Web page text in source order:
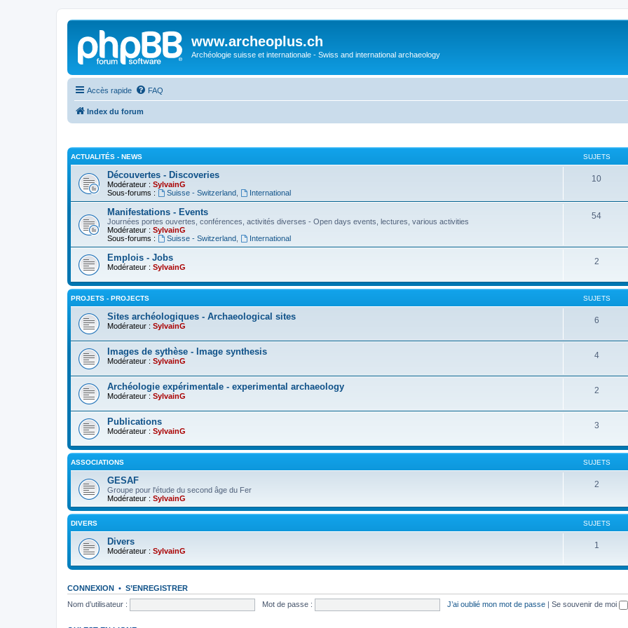
www.archeoplus.ch
Archéologie suisse et internationale - Swiss and international archaeology
Accès rapide FAQ
Index du forum
ACTUALITÉS - NEWS SUJETS
Découvertes - Discoveries
Modérateur : SylvainG
Sous-forums :
Suisse - Switzerland, International
10
Manifestations - Events
Journées portes ouvertes, conférences, activités diverses - Open days events, lectures, various activities
Modérateur : SylvainG
Sous-forums :
Suisse - Switzerland, International
54
Emplois - Jobs
Modérateur : SylvainG
2
PROJETS - PROJECTS SUJETS
Sites archéologiques - Archaeological sites
Modérateur : SylvainG
6
Images de sythèse - Image synthesis
Modérateur : SylvainG
4
Archéologie expérimentale - experimental archaeology
Modérateur : SylvainG
2
Publications
Modérateur : SylvainG
3
ASSOCIATIONS SUJETS
GESAF
Groupe pour l'étude du second âge du Fer
Modérateur : SylvainG
2
DIVERS SUJETS
Divers
Modérateur : SylvainG
1
CONNEXION • S’ENREGISTRER
Nom d’utilisateur :
Mot de passe : J’ai oublié mon mot de passe | Se souvenir de moi